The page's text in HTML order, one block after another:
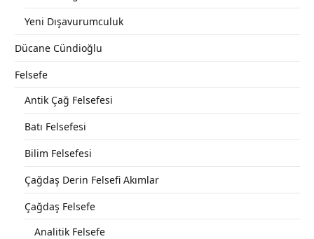
Yeni Dışavurumculuk
Dücane Cündioğlu
Felsefe
Antik Çağ Felsefesi
Batı Felsefesi
Bilim Felsefesi
Çağdaş Derin Felsefi Akımlar
Çağdaş Felsefe
Analitik Felsefe